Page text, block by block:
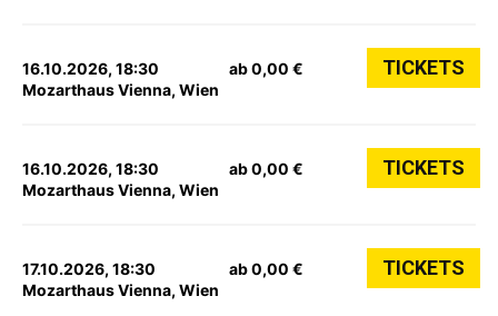
16.10.2026, 18:30
Mozarthaus Vienna, Wien
ab 0,00 € TICKETS
16.10.2026, 18:30
Mozarthaus Vienna, Wien
ab 0,00 € TICKETS
17.10.2026, 18:30
Mozarthaus Vienna, Wien
ab 0,00 € TICKETS